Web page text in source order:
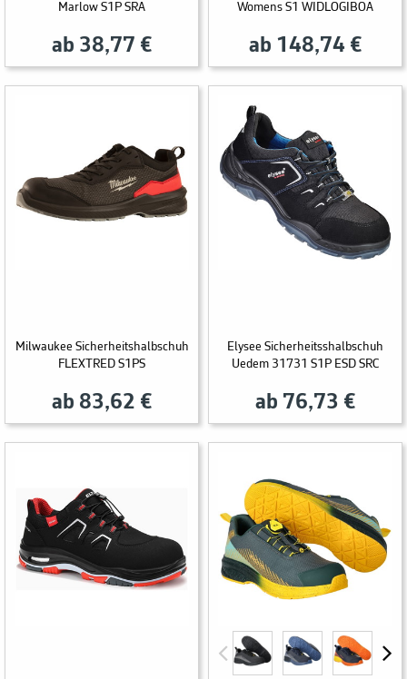
Marlow S1P SRA
ab 38,77 €
Womens S1 WIDLOGIBOA
ab 148,74 €
Milwaukee Sicherheitshalbschuh
FLEXTRED S1PS
ab 83,62 €
Elysee Sicherheitsshalbschuh
Uedem 31731 S1P ESD SRC
ab 76,73 €
MASCOT FOOTWEAR